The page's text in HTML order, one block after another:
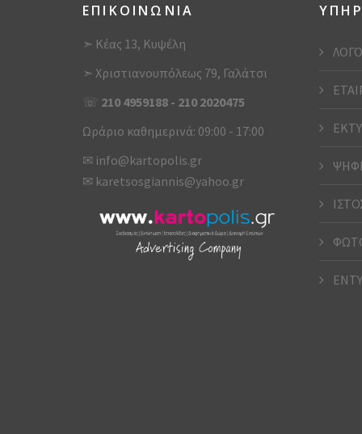
ΕΠΙΚΟΙΝΩΝΙΑ
➣ Κέας 13, Κυψέλη
➣ Χριστιανουπόλεως 79, Γαλάτσι
☏ 210 4959188 - 210 2020475
Ωράριο καθημερινά: 09:00 - 17:00
✉ info@kartopolis.gr
✉ karetsosgiannis@yahoo.gr